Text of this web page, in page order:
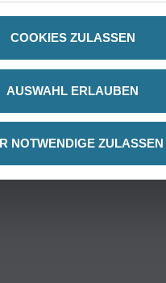
COOKIES ZULASSEN
AUSWAHL ERLAUBEN
NOTWENDIGE ZULASSEN